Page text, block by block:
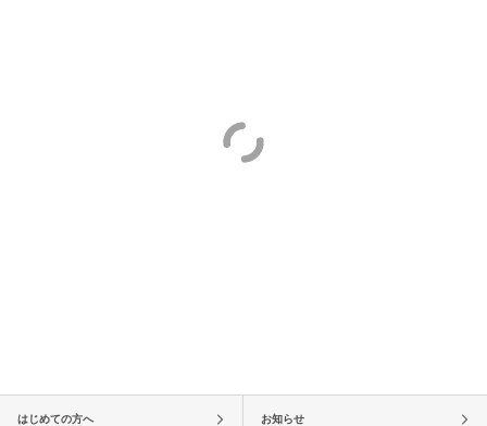
はじめての方へ お知らせ